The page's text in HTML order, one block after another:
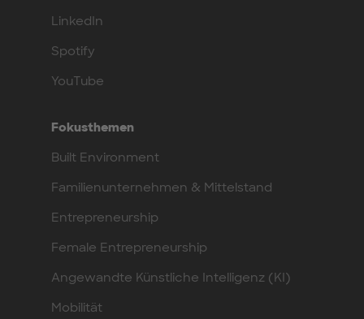
LinkedIn
Spotify
YouTube
Fokusthemen
Built Environment
Familienunternehmen & Mittelstand
Entrepreneurship
Female Entrepreneurship
Angewandte Künstliche Intelligenz (KI)
Mobilität